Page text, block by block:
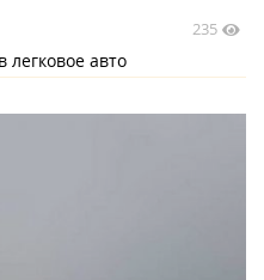
235
легковое авто